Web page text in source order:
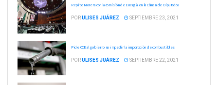
Repite Morena con la comisión de Energía en la Cámara de Diputados
PORULISES JUÁREZ SEPTIEMBRE 23, 2021
Pide CCE al gobierno no impedir la importación de combustibles
PORULISES JUÁREZ SEPTIEMBRE 22, 2021